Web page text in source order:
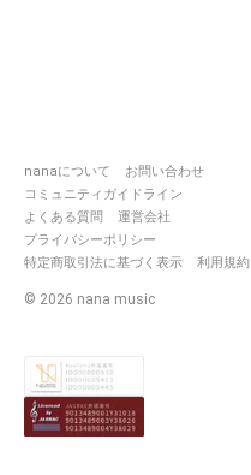
nanaについて
お問い合わせ
コミュニティガイドライン
よくある質問
運営会社
プライバシーポリシー
特定商取引法に基づく表示
利用規約
© 2026 nana music